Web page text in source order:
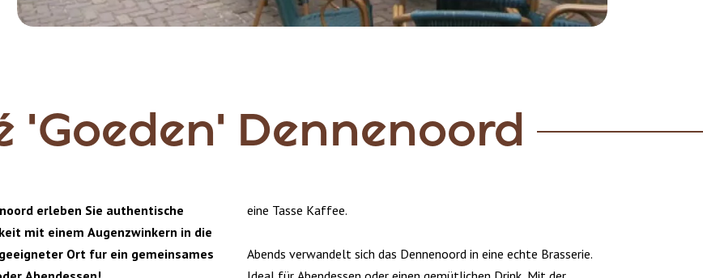
'Goeden' Dennenoord
erleben Sie authentische
mit einem Augenzwinkern in die
Ort fur ein gemeinsames
eine Tasse Kaffee.
Abends verwandelt sich das Dennenoord in eine echte Brasserie.